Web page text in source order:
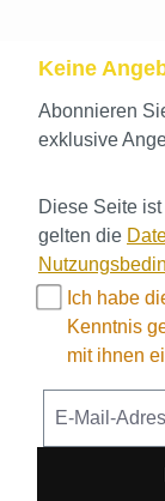
Keine
Abonnieren
exklusive
Diese Seite
gelten die
Ich habe
Kenntnis
mit ihnen